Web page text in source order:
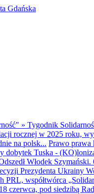
» Tygodnik
rocznej w 2025 roku,
na polsk... Prawo prawa
dobytek Tuska -
Włodek
Prezydenta Ukrainy
PRL, współtwórca
czerwca, pod siedzibą